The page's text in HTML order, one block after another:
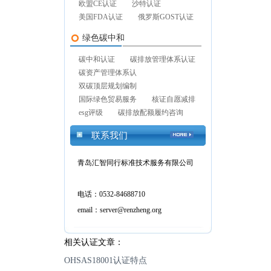
欧盟CE认证
沙特认证
美国FDA认证
俄罗斯GOST认证
绿色碳中和
碳中和认证
碳排放管理体系认证
碳资产管理体系认
双碳顶层规划编制
国际绿色贸易服务
核证自愿减排
esg评级
碳排放配额履约咨询
联系我们
青岛汇智同行标准技术服务有限公司
电话：0532-84688710
email：server@renzheng.org
相关认证文章：
OHSAS18001认证特点